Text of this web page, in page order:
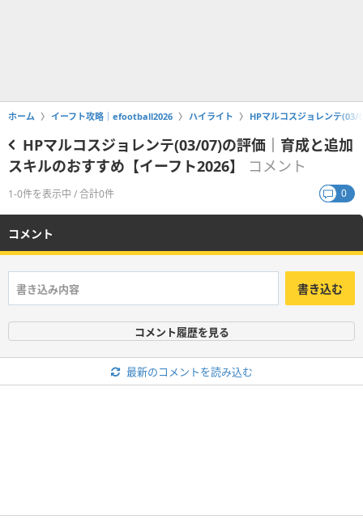
ホーム イーフト攻略｜efootball2026 ハイライト HPマルコスジョレンテ(03/
HPマルコスジョレンテ(03/07)の評価｜育成と追加
スキルのおすすめ【イーフト2026】
コメント
1-0件を表示中 / 合計0件 0
コメント
書き込む
コメント履歴を見る
最新のコメントを読み込む